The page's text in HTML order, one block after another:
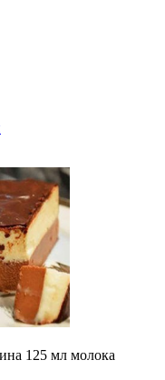
125 мл молока